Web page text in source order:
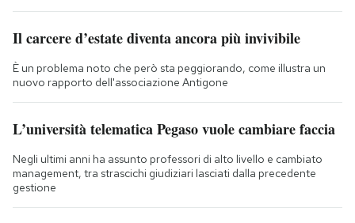
Il carcere d’estate diventa ancora più invivibile
È un problema noto che però sta peggiorando, come illustra un
nuovo rapporto dell'associazione Antigone
L’università telematica Pegaso vuole cambiare faccia
Negli ultimi anni ha assunto professori di alto livello e cambiato
management, tra strascichi giudiziari lasciati dalla precedente
gestione